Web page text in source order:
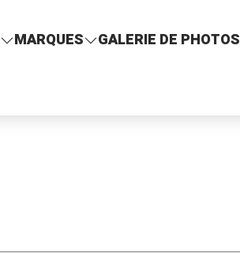
MARQUES GALERIE DE PHOTOS